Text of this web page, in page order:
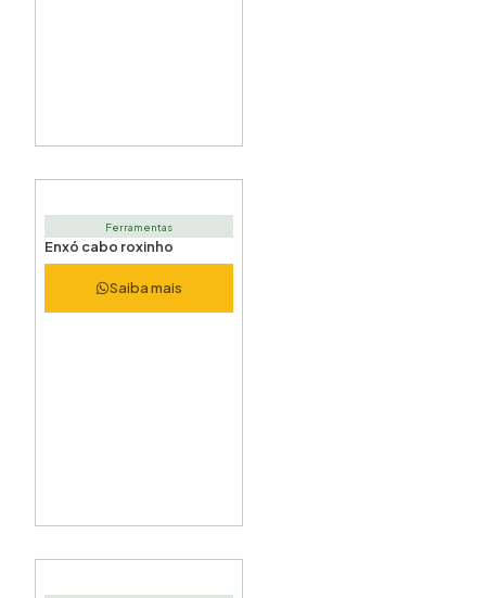
Ferramentas
Enxó cabo roxinho
Saiba mais